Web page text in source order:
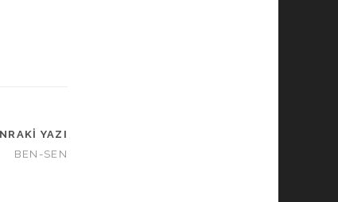
YAZI
BEN-SEN